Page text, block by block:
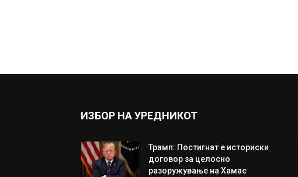
ИЗБОР НА УРЕДНИКОТ
Трамп: Постигнат е историски
договор за целосно
разоружување на Хамас